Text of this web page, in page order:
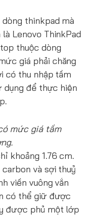
thinkpad mà
Lenovo ThinkPad
thuộc dòng
giá phải chăng
có thu nhập tầm
dụng để thực hiện
mức giá tầm
khoảng 1.76 cm.
và sợi thuỷ
viền vuông vắn
có thể giữ được
được phủ một lớp